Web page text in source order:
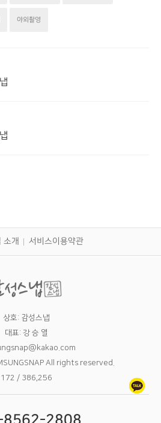
야외촬영
소개 서비스이용약관
상호: 감성스냅
대표: 강 승 열
All rights reserved.
172 / 386,256
8562-2808